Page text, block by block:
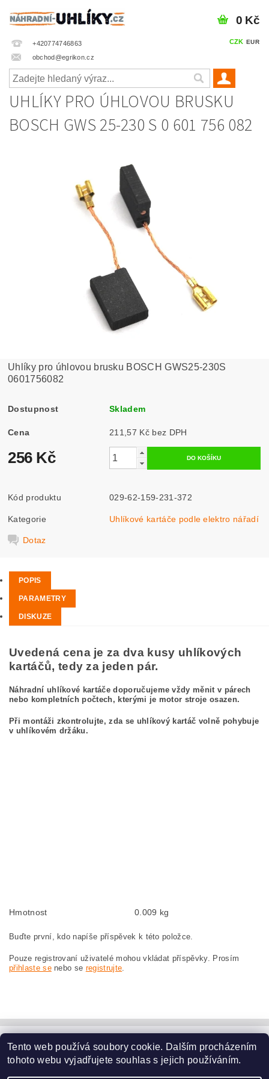
+420774746863
obchod@egrikon.cz
CZK EUR
0 Kč
UHLÍKY PRO ÚHLOVOU BRUSKU
BOSCH GWS 25-230 S 0 601 756 082
Uhlíky pro úhlovou brusku BOSCH GWS25-230S
0601756082
Dostupnost Skladem
Cena 211,57 Kč bez DPH
256 Kč
Kód produktu 029-62-159-231-372
Kategorie Uhlíkové kartáče podle elektro nářadí
Dotaz
POPIS
PARAMETRY
DISKUZE
Uvedená cena je za dva kusy uhlíkových
kartáčů, tedy za jeden pár.
Náhradní uhlíkové kartáče doporučujeme vždy měnit v párech
nebo kompletních počtech, kterými je motor stroje osazen.
Při montáži zkontrolujte, zda se uhlíkový kartáč volně pohybuje
v uhlíkovém držáku.
Hmotnost 0.009 kg
Buďte první, kdo napíše příspěvek k této položce.
Pouze registrovaní uživatelé mohou vkládat příspěvky. Prosím
přihlaste senebo se registrujte.
www.dodilny.cz
Tento web používá soubory cookie. Dalším procházením
tohoto webu vyjadřujete souhlas s jejich používáním.